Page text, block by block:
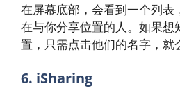
在屏幕底部，会看到一个列表
在与你分享位置的人。如果想
置，只需点击他们的名字，就
6. iSharing